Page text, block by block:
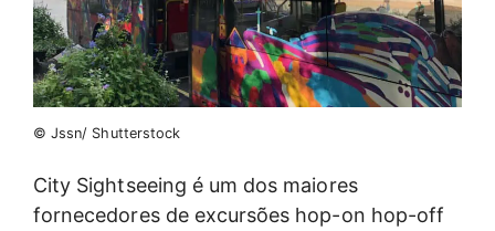
© Jssn/ Shutterstock
City Sightseeing é um dos maiores
fornecedores de excursões hop-on hop-off